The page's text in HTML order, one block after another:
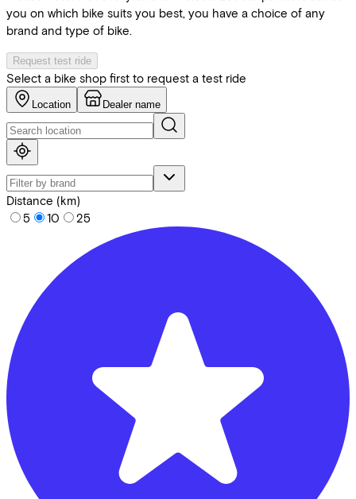
you on which bike suits you best, you have a choice of any
brand and type of bike.
Request test ride
Select a bike shop first to request a test ride
Location Dealer name
Distance (km)
5
10 25